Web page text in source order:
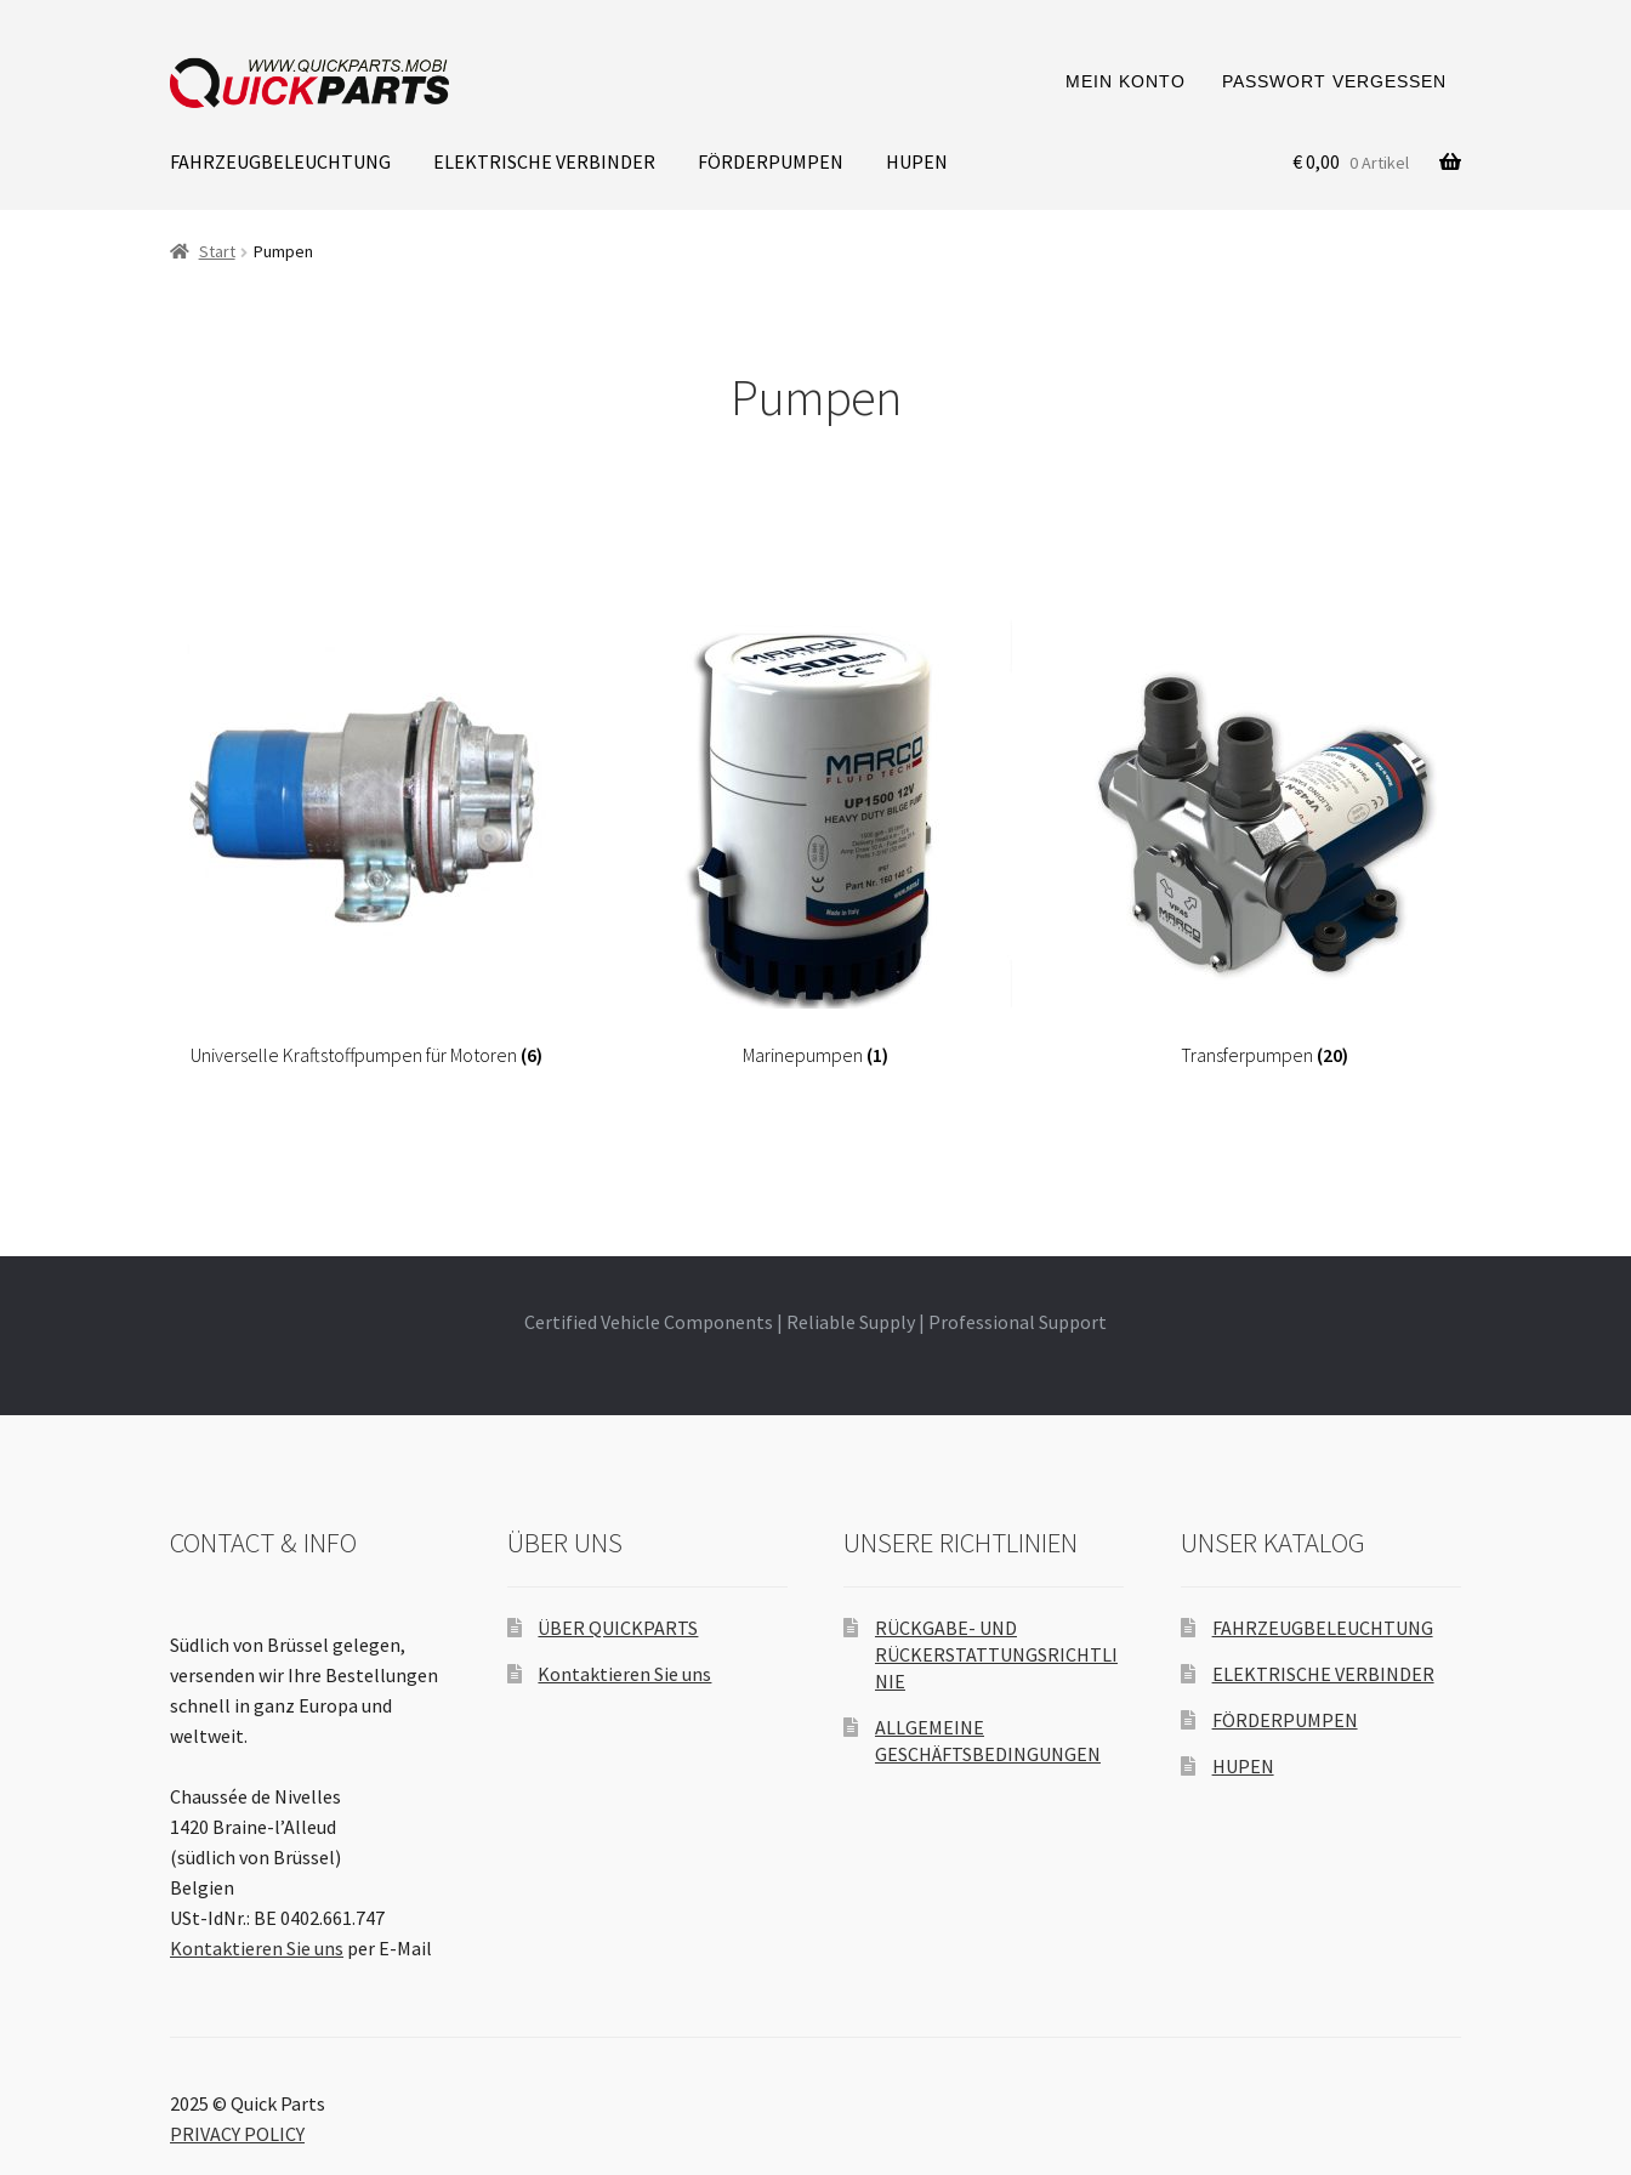
MEIN KONTO PASSWORT VERGESSEN
FAHRZEUGBELEUCHTUNG ELEKTRISCHE VERBINDER FÖRDERPUMPEN HUPEN €0,00 0 Artikel
Start Pumpen
Pumpen
Universelle Kraftstoffpumpen für Motoren (6) Marinepumpen (1) Transferpumpen (20)
Certified Vehicle Components | Reliable Supply | Professional Support
CONTACT & INFO
Südlich von Brüssel gelegen,
versenden wir Ihre Bestellungen
schnell in ganz Europa und
weltweit.
Chaussée de Nivelles
1420 Braine-l’Alleud
(südlich von Brüssel)
Belgien
USt-IdNr.: BE 0402.661.747
Kontaktieren Sie uns per E-Mail
ÜBER UNS
ÜBER QUICKPARTS
Kontaktieren Sie uns
UNSERE RICHTLINIEN
RÜCKGABE- UND
RÜCKERSTATTUNGSRICHTLI
NIE
ALLGEMEINE
GESCHÄFTSBEDINGUNGEN
UNSER KATALOG
FAHRZEUGBELEUCHTUNG
ELEKTRISCHE VERBINDER
FÖRDERPUMPEN
HUPEN
2025 © Quick Parts
PRIVACY POLICY